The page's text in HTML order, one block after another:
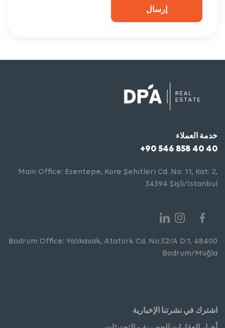
إرسال
خدمة العملاء
+90 546 858 40 40
Main Office: Esentepe, Kore Şehitleri Cd. No: 11, Kat: 2,
34394 Şişli/İstanbul
Bodrum Office: Yalıkavak, Atatürk Cd. No:32/A D:1, 48400
Bodrum/Muğla
اشترك في نشرتنا الإخبارية